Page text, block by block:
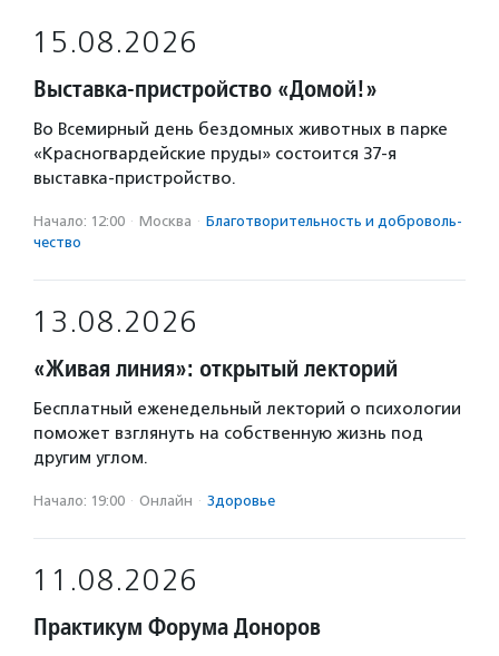
15.08.2026
Выставка-пристройство «Домой!»
Во Всемирный день бездомных животных в парке
«Красногвардейские пруды» состоится 37-я
выставка-пристройство.
Начало: 12:00 · Москва · Благотвори­тель­ность и доброволь­
чест­во
13.08.2026
«Живая линия»: открытый лекторий
Бесплатный еженедельный лекторий о психологии
поможет взглянуть на собственную жизнь под
другим углом.
Начало: 19:00 · Онлайн · Здоровье
11.08.2026
Практикум Форума Доноров